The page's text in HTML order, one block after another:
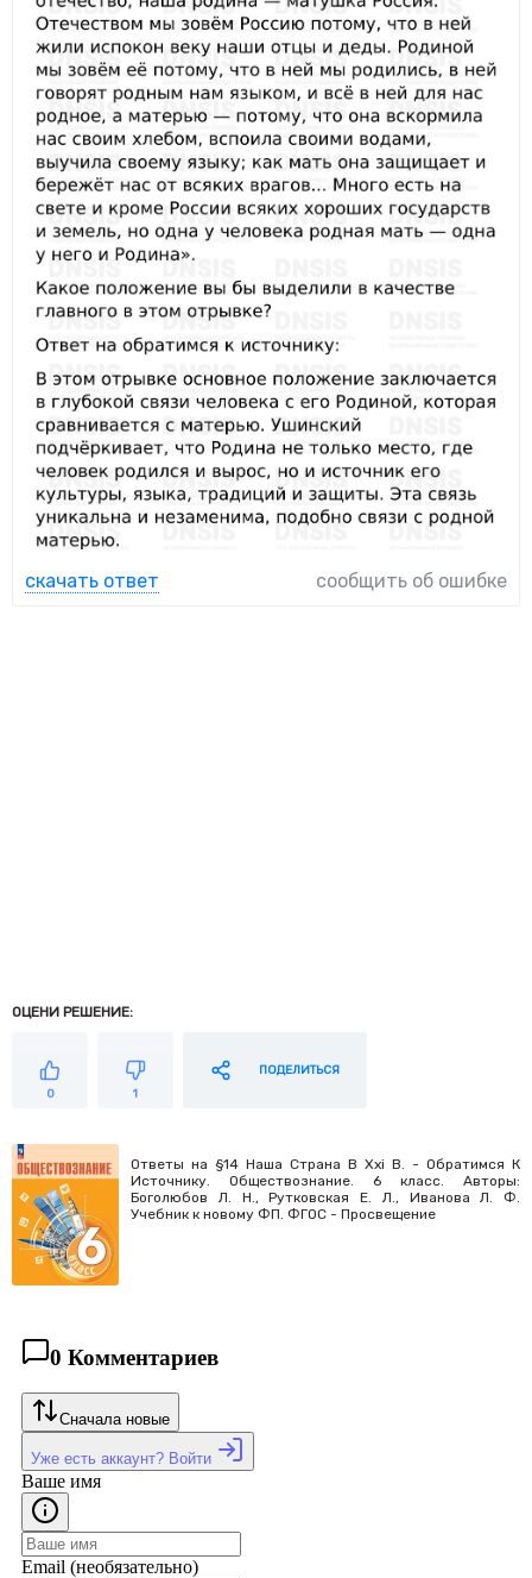
скачать ответ сообщить об ошибке
ОЦЕНИ РЕШЕНИЕ:
0 1
ПОДЕЛИТЬСЯ
Ответы на §14 Наша Страна В Xxi В. - Обратимся К
Источнику. Обществознание. 6 класс. Авторы:
Боголюбов Л. Н., Рутковская Е. Л., Иванова Л. Ф.
Учебник к новому ФП. ФГОС - Просвещение